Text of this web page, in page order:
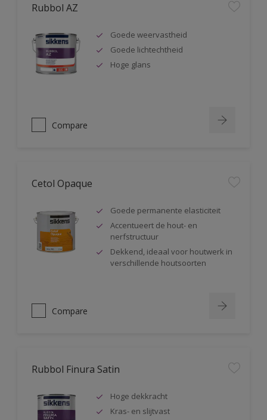
Rubbol AZ
Goede weervastheid
Goede lichtechtheid
Hoge glans
Compare
Cetol Opaque
Goede permanente elasticiteit
Accentueert de hout- en
nerfstructuur
Dekkend, ideaal voor houtwerk in
verschillende houtsoorten
Compare
Rubbol Finura Satin
Hoge dekkracht
Kras- en slijtvast